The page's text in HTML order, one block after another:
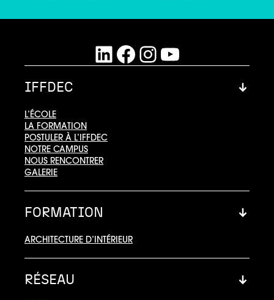
LinkedIn
Facebook
Instagram
YouTube
IFFDEC
L’ÉCOLE
LA FORMATION
POSTULER À L’IFFDEC
NOTRE CAMPUS
NOUS RENCONTRER
GALERIE
FORMATION
ARCHITECTURE D’INTÉRIEUR
RÉSEAU